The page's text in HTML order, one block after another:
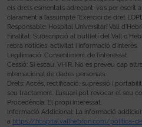
els drets esmentats adreçant-vos per escrit a
clarament a l’assumpte “Exercici de dret
Responsable: Hospital Universitari Vall
Finalitat: Subscripció al butlletí del Vall
rebrà notícies, activitat i informació d’interès.
Legitimació: Consentiment de l’interessat.
Cessió: Si escau, VHIR. No es preveu cap
internacional de dades personals.
Drets: Accés, rectificació, supressió i
seu tractament. L’usuari pot revocar el seu
Procedència: El propi interessat.
Informació Addicional: La informació
a https://hospital.vallhebron.com/politica-